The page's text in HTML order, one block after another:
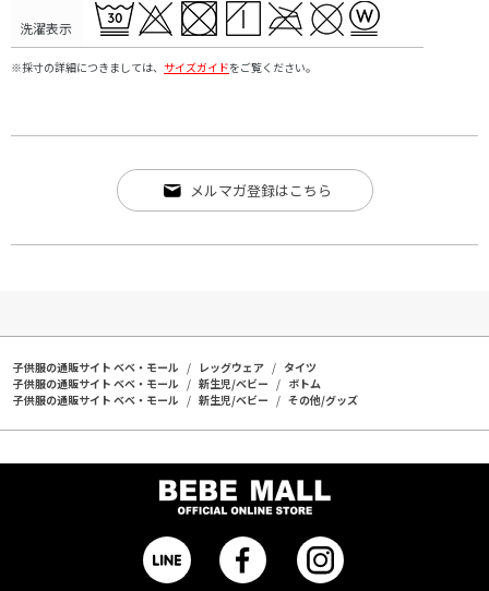
洗濯表示
※採寸の詳細につきましては、 サイズガイドをご覧ください。
メルマガ登録はこちら
子供服の通販サイト ベベ・モール レッグウェア
タイツ
子供服の通販サイト ベベ・モール
新生児/ベビー
ボトム
子供服の通販サイト ベベ・モール
新生児/ベビー その他/グッズ